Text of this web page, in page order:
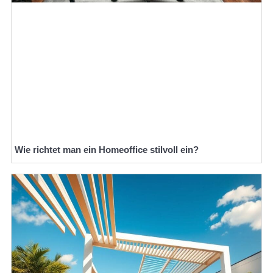
Wie richtet man ein Homeoffice stilvoll ein?